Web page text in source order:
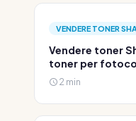
VENDERE TONER
Vendere toner
toner per
2 min